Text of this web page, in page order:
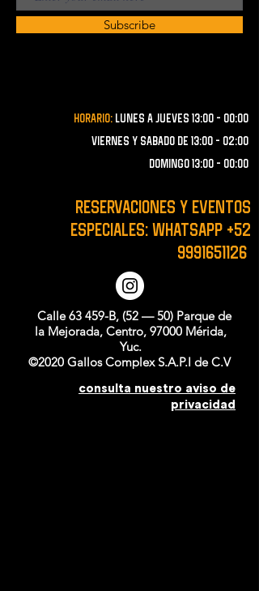
Subscribe
Horario: lunes a JUEVES 13:00 - 00:00
VIERNES Y SABADO de 13:00 - 02:00
domingo 13:00 - 00:00
RESERVACIONES y EVENTOS
ESPECIALES: WHATSAPP +52
9991651126
Calle 63 459-B, (52 — 50) Parque de
la Mejorada, Centro, 97000 Mérida,
Yuc.
©2020 Gallos Complex S.A.P.I de C.V
consulta nuestro aviso de
privacidad